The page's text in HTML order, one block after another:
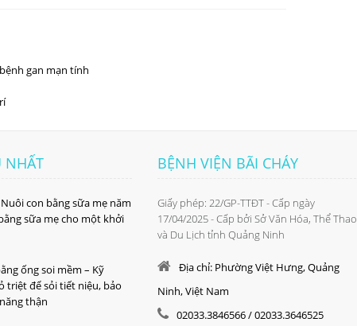
gan mạn tính
NHẤT
con bằng sữa mẹ năm
sữa mẹ cho một khởi
ống soi mềm – Kỹ
triệt để sỏi tiết niệu, bảo
thận
BỆNH VIỆN BÃI CHÁY
Giấy phép: 22/GP-TTĐT - Cấp ngày
17/04/2025 - Cấp bởi Sở Văn Hóa, Thể Thao
và Du Lịch tỉnh Quảng Ninh
Địa chỉ: Phường Việt Hưng, Quảng
Ninh, Việt Nam
02033.3846566 / 02033.3646525